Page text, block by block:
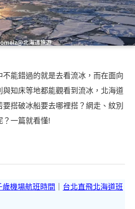
能錯過的就是去看流冰，而在面向
知床等地都能觀看到流冰，北海道
搭破冰船要去哪裡搭？網走、紋別
？一篇就看懂!
歲機場航班時間
台北直飛北海道班